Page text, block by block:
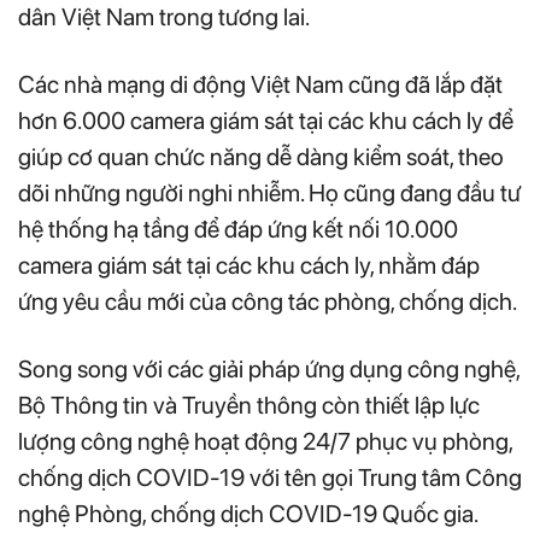
dân Việt Nam trong tương lai.
Các nhà mạng di động Việt Nam cũng đã lắp đặt
hơn 6.000 camera giám sát tại các khu cách ly để
giúp cơ quan chức năng dễ dàng kiểm soát, theo
dõi những người nghi nhiễm. Họ cũng đang đầu tư
hệ thống hạ tầng để đáp ứng kết nối 10.000
camera giám sát tại các khu cách ly, nhằm đáp
ứng yêu cầu mới của công tác phòng, chống dịch.
Song song với các giải pháp ứng dụng công nghệ,
Bộ Thông tin và Truyền thông còn thiết lập lực
lượng công nghệ hoạt động 24/7 phục vụ phòng,
chống dịch COVID-19 với tên gọi Trung tâm Công
nghệ Phòng, chống dịch COVID-19 Quốc gia.